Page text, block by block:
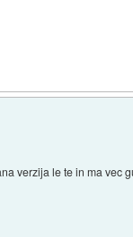
verzija le te in ma vec